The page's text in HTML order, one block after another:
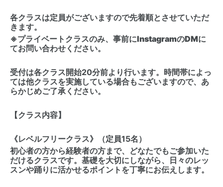
各クラスは定員がございますので先着順とさせていただ
きます。
※プライベートクラスのみ、事前にInstagramのDMに
てお問い合わせください。
受付は各クラス開始20分前より行います。時間帯によっ
ては他クラスを実施している場合もございますので、あ
らかじめご了承ください。
【クラス内容】
《レベルフリークラス》（定員15名）
初心者の方から経験者の方まで、どなたでもご参加いた
だけるクラスです。基礎を大切にしながら、日々のレッ
スンや踊りに活かせるポイントを丁寧にお伝えします。